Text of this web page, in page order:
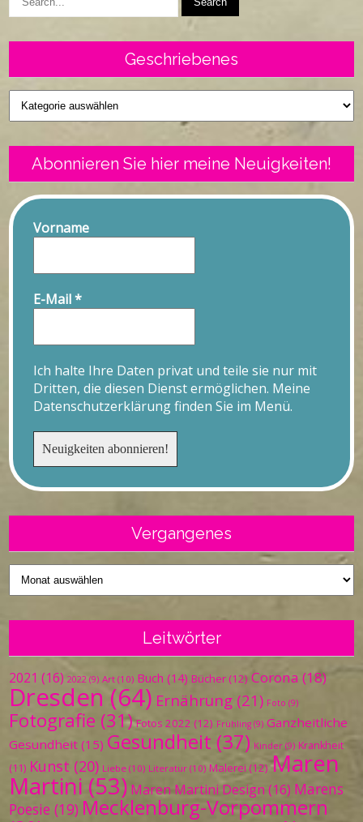
Geschriebenes
Geschriebenes
Abonnieren Sie hier meine Neuigkeiten!
Vorname
E-Mail*
Ich halte Ihre Daten privat und teile sie nur mit
Dritten, die diesen Dienst ermöglichen. Meine
Datenschutzerklärung finden Sie im Menü.
Vergangenes
Vergangenes
Leitwörter
2021 (16) 2022 (9) Art (10) Buch (14) Bücher (12) Corona (18)
Dresden (64) Ernährung (21) Foto (9)
Fotografie (31) Fotos 2022 (12) Frühling (9) Ganzheitliche
Gesundheit (15) Gesundheit (37) Kinder (9) Krankheit
(11) Kunst (20) Liebe (10) Literatur (10) Malerei (12) Maren
Martini (53) Maren Martini Design (16) Marens
Poesie (19) Mecklenburg-Vorpommern